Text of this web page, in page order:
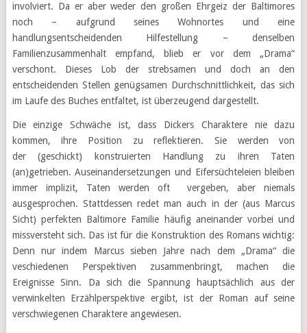
involviert. Da er aber weder den großen Ehrgeiz der Baltimores
noch – aufgrund seines Wohnortes und eine
handlungsentscheidenden Hilfestellung – denselben
Familienzusammenhalt empfand, blieb er vor dem „Drama“
verschont. Dieses Lob der strebsamen und doch an den
entscheidenden Stellen genügsamen Durchschnittlichkeit, das sich
im Laufe des Buches entfaltet, ist überzeugend dargestellt.
Die einzige Schwäche ist, dass Dickers Charaktere nie dazu
kommen, ihre Position zu reflektieren. Sie werden von
der (geschickt) konstruierten Handlung zu ihren Taten
(an)getrieben. Auseinandersetzungen und Eifersüchteleien bleiben
immer implizit, Taten werden oft vergeben, aber niemals
ausgesprochen. Stattdessen redet man auch in der (aus Marcus
Sicht) perfekten Baltimore Familie häufig aneinander vorbei und
missversteht sich. Das ist für die Konstruktion des Romans wichtig:
Denn nur indem Marcus sieben Jahre nach dem „Drama“ die
veschiedenen Perspektiven zusammenbringt, machen die
Ereignisse Sinn. Da sich die Spannung hauptsächlich aus der
verwinkelten Erzählperspektive ergibt, ist der Roman auf seine
verschwiegenen Charaktere angewiesen.